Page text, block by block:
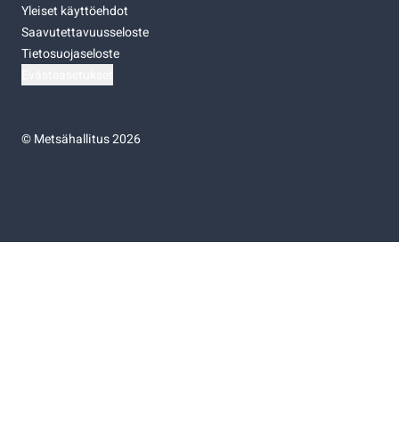
Yleiset käyttöehdot
Saavutettavuusseloste
Tietosuojaseloste
©Metsähallitus 2026